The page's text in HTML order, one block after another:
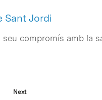
Sant Jordi
compromís amb la
Next